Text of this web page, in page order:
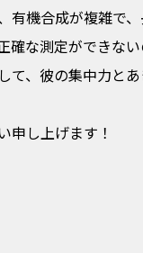
機合成が複雑で
な測定ができな
、彼の集中力と
申し上げます！